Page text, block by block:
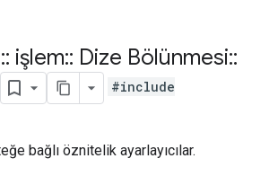
:: işlem:: Dize Bölünmesi::
#include
bağlı öznitelik ayarlayıcılar.